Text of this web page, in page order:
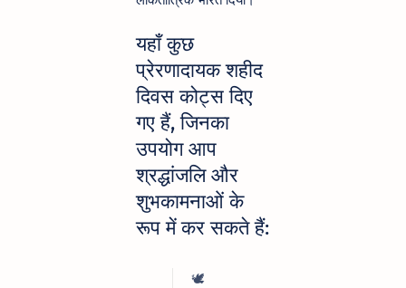
यहाँ कुछ
प्रेरणादायक शहीद
दिवस कोट्स दिए
गए हैं, जिनका
उपयोग आप
श्रद्धांजलि और
शुभकामनाओं के
रूप में कर सकते हैं:
🕊️